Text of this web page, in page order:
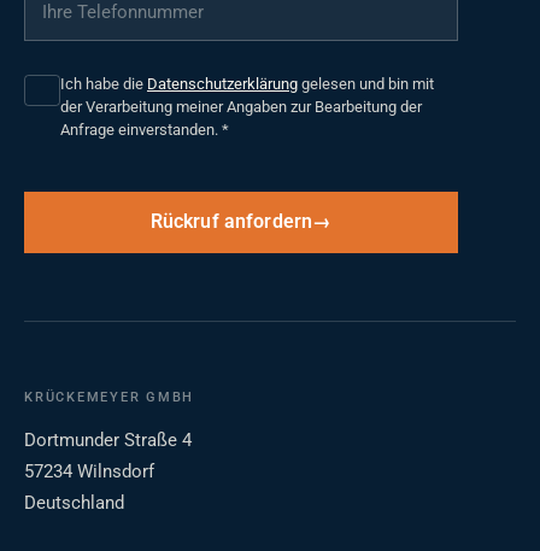
Ich habe die Datenschutzerklärung gelesen und bin mit
der Verarbeitung meiner Angaben zur Bearbeitung der
Anfrage einverstanden. *
Rückruf anfordern
KRÜCKEMEYER GMBH
Dortmunder Straße 4
57234 Wilnsdorf
Deutschland